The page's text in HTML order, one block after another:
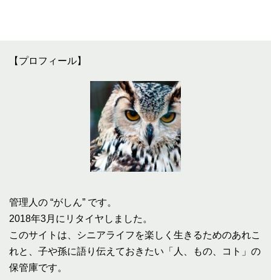
【プロフィール】
管理人の “がしん” です。
2018年3月にリタイヤしました。
このサイトは、シニアライフを楽しく生きるためのあれこ
れと、子や孫に語り伝えておきたい「人、もの、コト」の
保管庫です。